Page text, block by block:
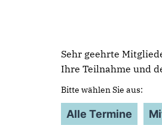
Sehr geehrte
Ihre Teilnahme und
Bitte wählen Sie aus:
Alle Termine